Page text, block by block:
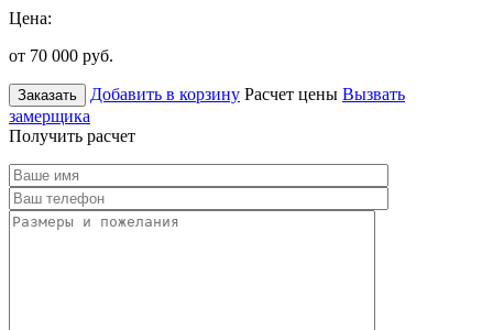
Цена:
от 70 000 руб.
Заказать Добавить в корзину Расчет цены Вызвать
замерщика
Получить расчет